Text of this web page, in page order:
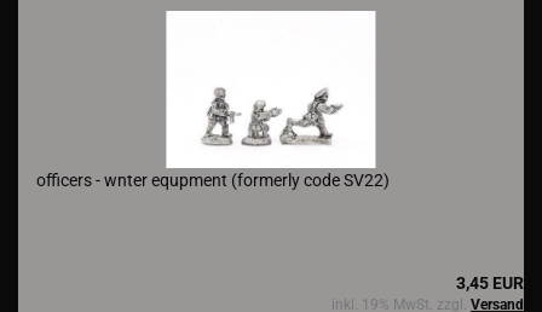
officers - wnter equpment (formerly code SV22)
3,45 EUR
inkl. 19% MwSt. zzgl. Versand